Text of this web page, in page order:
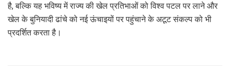
है, बल्कि यह भविष्य में राज्य की खेल प्रतिभाओं को विश्व पटल पर लाने और
खेल के बुनियादी ढांचे को नई ऊंचाइयों पर पहुंचाने के अटूट संकल्प को भी
प्रदर्शित करता है।